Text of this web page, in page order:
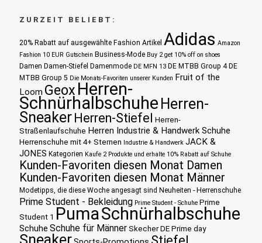
ZURZEIT BELIEBT:
20% Rabatt auf ausgewählte Fashion Artikel Adidas Amazon
Fashion 10 EUR Gutschein Business-Mode Buy 2 get 10% off on shoes
Damen Damen-Stiefel Damenmode DE MFN 13 DE MTBB Group 4 DE
MTBB Group 5 Die Monats-Favoriten unserer Kunden Fruit of the
Loom Geox Herren-
Schnürhalbschuhe Herren-
Sneaker Herren-Stiefel Herren-
Straßenlaufschuhe Herren Industrie & Handwerk Schuhe
Herrenschuhe mit 4+ Sternen Industrie & Handwerk JACK &
JONES Kategorien Kaufe 2 Produkte und erhalte 10% Rabatt auf Schuhe
Kunden-Favoriten diesen Monat Damen
Kunden-Favoriten diesen Monat Männer
Modetipps, die diese Woche angesagt sind Neuheiten - Herrenschuhe
Prime Student - Bekleidung Prime Student - Schuhe Prime
Student 1 PumaSchnürhalbschuhe
Schuhe Schuhe für Männer Skecher DE Prime day